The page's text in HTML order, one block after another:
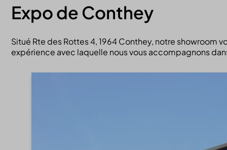
Expo de Conthey
Situé Rte des Rottes 4, 1964 Conthey, notre showroom
expérience avec laquelle nous vous accompagnons